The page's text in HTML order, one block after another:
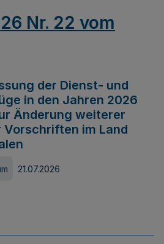
Nr. 22 vom
der Dienst- und
in den Jahren 2026
Änderung weiterer
im Land
21.07.2026